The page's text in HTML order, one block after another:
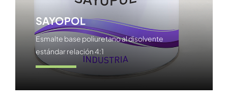
SAYOPOL
Esmalte base poliuretano al disolvente
estándar relación 4:1
Ver producto